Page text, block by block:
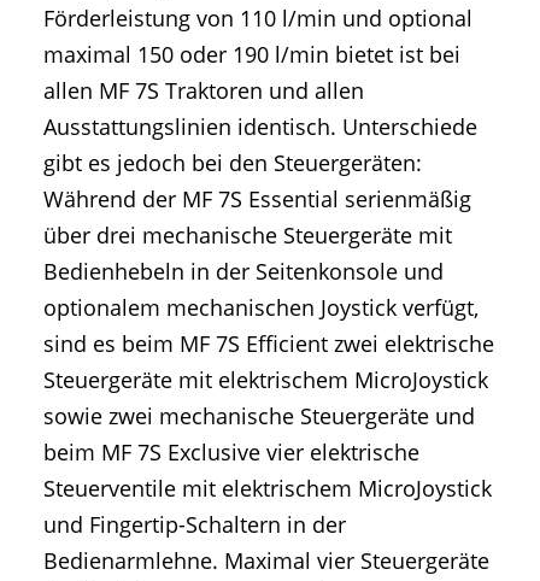
Förderleistung von 110 l/min und optional
maximal 150 oder 190 l/min bietet ist bei
allen MF 7S Traktoren und allen
Ausstattungslinien identisch. Unterschiede
gibt es jedoch bei den Steuergeräten:
Während der MF 7S Essential serienmäßig
über drei mechanische Steuergeräte mit
Bedienhebeln in der Seitenkonsole und
optionalem mechanischen Joystick verfügt,
sind es beim MF 7S Efficient zwei elektrische
Steuergeräte mit elektrischem MicroJoystick
sowie zwei mechanische Steuergeräte und
beim MF 7S Exclusive vier elektrische
Steuerventile mit elektrischem MicroJoystick
und Fingertip-Schaltern in der
Bedienarmlehne. Maximal vier Steuergeräte